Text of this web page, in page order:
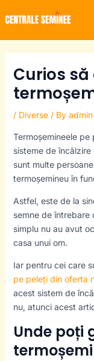
to
Curios
/ Diverse/ By admin
Termoșemineele
sisteme de încălzire
sunt multe
termoșemineu în
Astfel, este de la
semne de întrebare
simplu nu au avut
casa unui om.
Iar pentru cei care
pe peleți din oferta
acest sistem de
nu, atunci acest
Unde poți